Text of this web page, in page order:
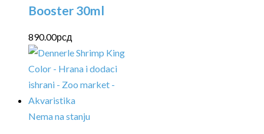
Booster 30ml
890.00рсд
Nema na stanju